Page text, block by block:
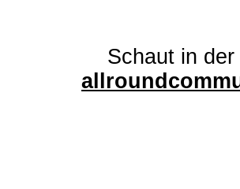
Schaut in